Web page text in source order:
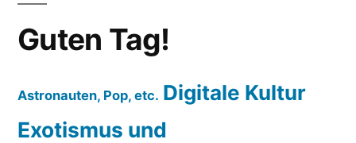
Guten Tag!
Astronauten, Pop, etc. Digitale Kultur
Exotismus und